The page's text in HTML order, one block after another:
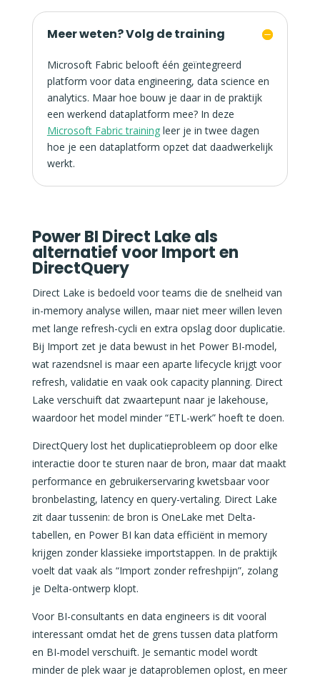
Meer weten? Volg de training
Microsoft Fabric belooft één geïntegreerd
platform voor data engineering, data science en
analytics. Maar hoe bouw je daar in de praktijk
een werkend dataplatform mee? In deze
Microsoft Fabric trainingleer je in twee dagen
hoe je een dataplatform opzet dat daadwerkelijk
werkt.
Power BI Direct Lake als
alternatief voor Import en
DirectQuery
Direct Lake is bedoeld voor teams die de snelheid van
in-memory analyse willen, maar niet meer willen leven
met lange refresh-cycli en extra opslag door duplicatie.
Bij Import zet je data bewust in het Power BI-model,
wat razendsnel is maar een aparte lifecycle krijgt voor
refresh, validatie en vaak ook capacity planning. Direct
Lake verschuift dat zwaartepunt naar je lakehouse,
waardoor het model minder “ETL-werk” hoeft te doen.
DirectQuery lost het duplicatieprobleem op door elke
interactie door te sturen naar de bron, maar dat maakt
performance en gebruikerservaring kwetsbaar voor
bronbelasting, latency en query-vertaling. Direct Lake
zit daar tussenin: de bron is OneLake met Delta-
tabellen, en Power BI kan data efficiënt in memory
krijgen zonder klassieke importstappen. In de praktijk
voelt dat vaak als “Import zonder refreshpijn”, zolang
je Delta-ontwerp klopt.
Voor BI-consultants en data engineers is dit vooral
interessant omdat het de grens tussen data platform
en BI-model verschuift. Je semantic model wordt
minder de plek waar je dataproblemen oplost, en meer